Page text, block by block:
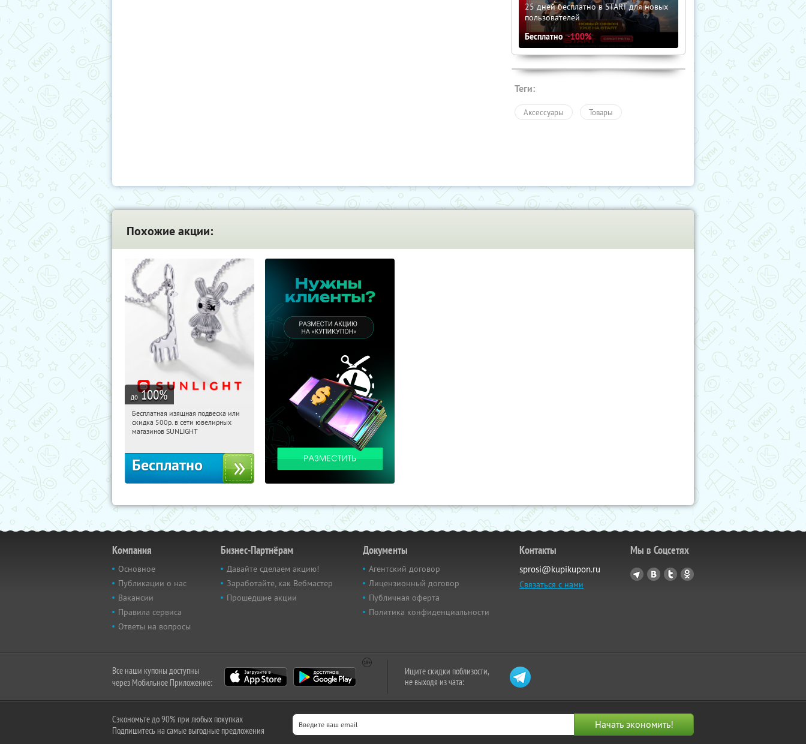
25 дней бесплатно в START для новых
пользователей
Бесплатно -100%
Теги:
Аксессуары Товары
Похожие акции:
до 100%
01:14:22 Получили:
Россия
Бесплатная изящная подвеска или
скидка 500р. в сети ювелирных
магазинов SUNLIGHT
Бесплатно
Компания
Основное
Публикации о нас
Вакансии
Правила сервиса
Ответы на вопросы
Бизнес-Партнёрам
Давайте сделаем акцию!
Заработайте, как Вебмастер
Прошедшие акции
Документы
Агентский договор
Лицензионный договор
Публичная оферта
Политика конфиденциальности
Контакты
sprosi@kupikupon.ru
Связаться с нами
Мы в Соцсетях
Все наши купоны доступны
через Мобильное Приложение:
Ищите скидки поблизости,
не выходя из чата:
Сэкономьте до 90% при любых покупках
Подпишитесь на самые выгодные предложения